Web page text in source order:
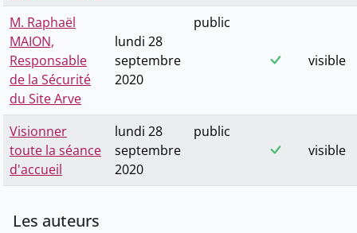
M. Raphaël
MAION,
Responsable
de la Sécurité
du Site Arve
lundi 28
septembre
2020
public
visible
Visionner
toute la séance
d'accueil
lundi 28
septembre
2020
public
visible
Les auteurs